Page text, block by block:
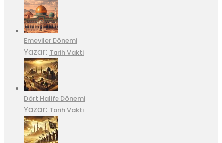
Emeviler Dönemi
Yazar: Tarih Vakti
Dört Halife Dönemi
Yazar: Tarih Vakti